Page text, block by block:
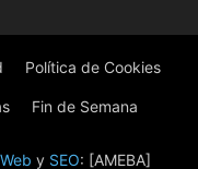
Política de Cookies
Fin de Semana
y SEO: [AMEBA]